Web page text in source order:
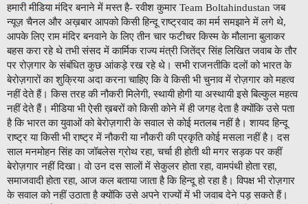
हमारी मीडिया मंदिर बनाने में मस्त है- रवीश कुमार Team Boltahindustan जब
न्यूज़ चैनल और अख़बार आपको किसी हिन्दू राष्ट्रवाद का मर्म समझाने में लगे थे,
आपके लिए राम मंदिर बनवाने के लिए तीन चार फटीचर किस्म के मौलाना बुलाकर
बहस करा रहे थे तभी संसद में कार्मिक राज्य मंत्री जितेंद्र सिंह लिखित जवाब के तौर
पर रोज़गार के संबंधित कुछ आंकड़े रख रहे थे। सभी राजनतीकि दलों को भारत के
बेरोज़गारों का शुक्रिया अदा करना चाहिए कि वे किसी भी चुनाव में रोज़गार को महत्व
नहीं देते हैं। किस तरह की नौकरी मिलेगी, स्थायी होगी या अस्थायी इसे बिल्कुल महत्व
नहीं देते हैं। मीडिया भी ऐसी ख़बरों को किसी कोने में ही जगह देता है क्योंकि उसे पता
है कि भारत का युवाओं को बेरोज़गारी के सवाल से कोई मतलब नहीं है। शायद हिन्दू
राष्ट्र या किसी भी राष्ट्र में नौकरी या नौकरी की प्रकृति कोई मसला नहीं है। दस
साल मनमोहन सिंह का जॉबलेस ग्रोथ रहा, चर्चा ही होती थी मगर सड़क पर कहीं
बेरोज़गार नहीं दिखा। वो उन दस सालों में सेकुलर होता रहा, वामपंथी होता रहा,
समाजवादी होता रहा, आज कल बताया जाता है कि हिन्दू हो रहा है। विपक्ष भी रोज़गार
के सवाल को नहीं उठाता है क्योंकि उसे अपने राज्यों में भी जवाब देने पड़ सकते हैं।